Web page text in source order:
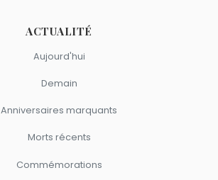
ACTUALITÉ
Aujourd'hui
Demain
Anniversaires marquants
Morts récents
Commémorations